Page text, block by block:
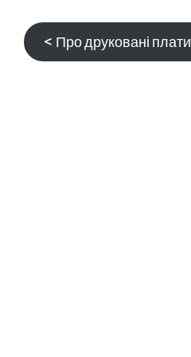
< Про друковані плати